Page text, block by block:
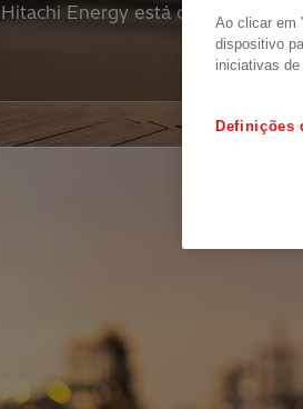
Energy está conectando
Ao clicar em
dispositivo
iniciativas de
Definições